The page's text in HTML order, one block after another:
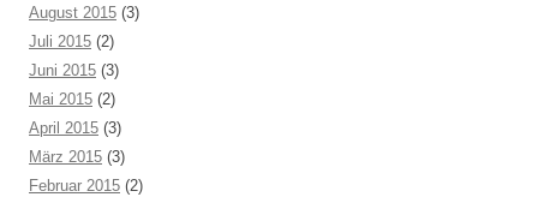
August 2015 (3)
Juli 2015 (2)
Juni 2015 (3)
Mai 2015 (2)
April 2015 (3)
März 2015 (3)
Februar 2015 (2)